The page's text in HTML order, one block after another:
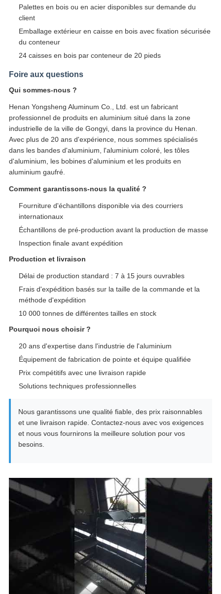
Palettes en bois ou en acier disponibles sur demande du
client
Emballage extérieur en caisse en bois avec fixation sécurisée
du conteneur
24 caisses en bois par conteneur de 20 pieds
Foire aux questions
Qui sommes-nous ?
Henan Yongsheng Aluminum Co., Ltd. est un fabricant
professionnel de produits en aluminium situé dans la zone
industrielle de la ville de Gongyi, dans la province du Henan.
Avec plus de 20 ans d'expérience, nous sommes spécialisés
dans les bandes d'aluminium, l'aluminium coloré, les tôles
d'aluminium, les bobines d'aluminium et les produits en
aluminium gaufré.
Comment garantissons-nous la qualité ?
Fourniture d'échantillons disponible via des courriers
internationaux
Échantillons de pré-production avant la production de masse
Inspection finale avant expédition
Production et livraison
Délai de production standard : 7 à 15 jours ouvrables
Frais d'expédition basés sur la taille de la commande et la
méthode d'expédition
10 000 tonnes de différentes tailles en stock
Pourquoi nous choisir ?
20 ans d'expertise dans l'industrie de l'aluminium
Équipement de fabrication de pointe et équipe qualifiée
Prix compétitifs avec une livraison rapide
Solutions techniques professionnelles
Nous garantissons une qualité fiable, des prix raisonnables
et une livraison rapide. Contactez-nous avec vos exigences
et nous vous fournirons la meilleure solution pour vos
besoins.